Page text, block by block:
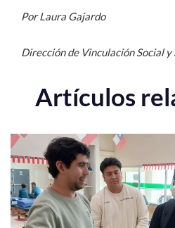
Por Laura Gajardo
Dirección de Vinculación Social
Artículos